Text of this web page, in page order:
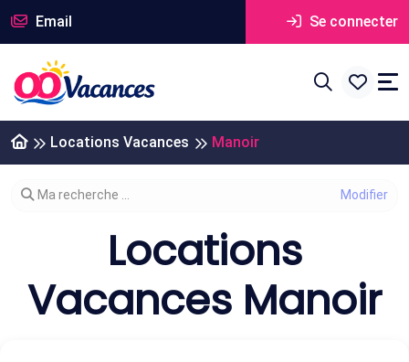
Email Se connecter
Locations Vacances Manoir
Modifier votre recherche
Ma recherche ...
Locations
Vacances Manoir